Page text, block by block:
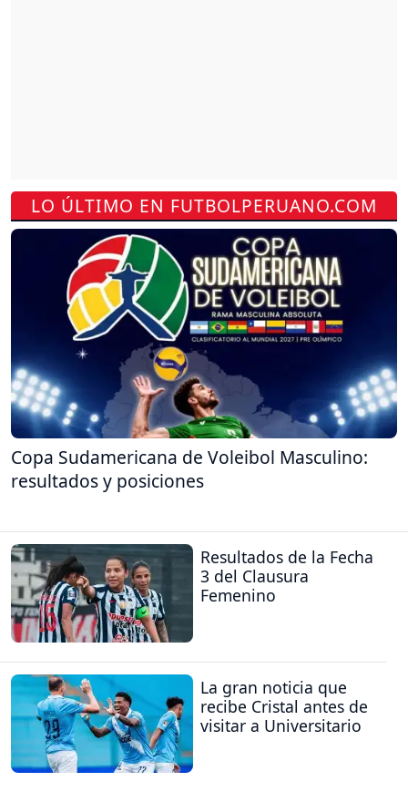
LO ÚLTIMO EN FUTBOLPERUANO.COM
Copa Sudamericana de Voleibol Masculino:
resultados y posiciones
Resultados de la Fecha
3 del Clausura
Femenino
La gran noticia que
recibe Cristal antes de
visitar a Universitario